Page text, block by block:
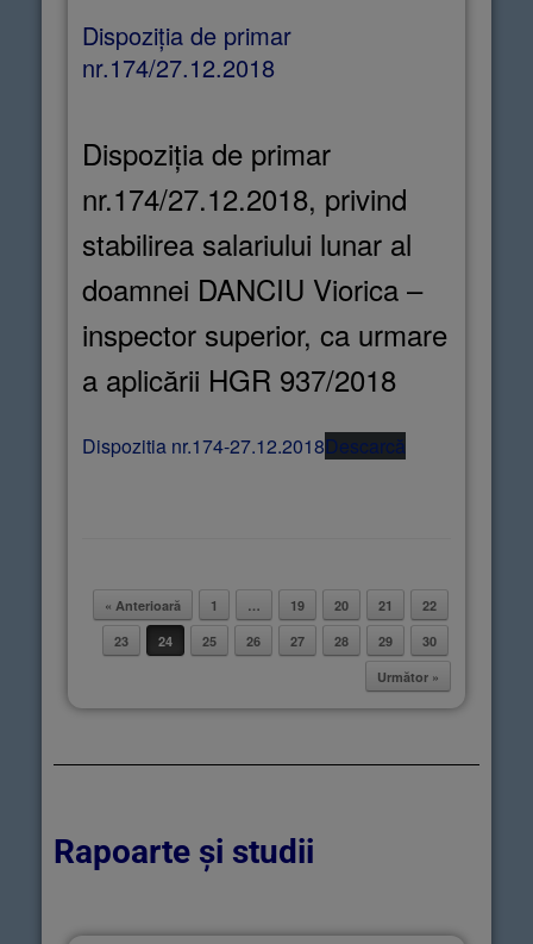
Dispoziția de primar
nr.174/27.12.2018
Dispoziția de primar
nr.174/27.12.2018, privind
stabilirea salariului lunar al
doamnei DANCIU Viorica –
inspector superior, ca urmare
a aplicării HGR 937/2018
Dispozitia nr.174-27.12.2018Descarcă
Post navigation
« Anterioară 1 … 19 20 21
22
23
24 25 26 27 28 29
30
Următor »
Rapoarte și studii